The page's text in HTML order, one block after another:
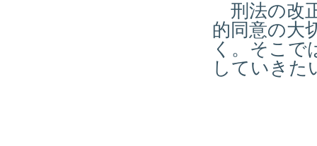
刑法の改
的同意の大
く。そこで
していきた